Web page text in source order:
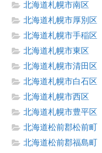
北海道札幌市南区
北海道札幌市厚別区
北海道札幌市手稲区
北海道札幌市東区
北海道札幌市清田区
北海道札幌市白石区
北海道札幌市西区
北海道札幌市豊平区
北海道松前郡松前町
北海道松前郡福島町